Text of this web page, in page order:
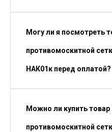
Могу ли я посмотреть
противомоскитной
НАК01к перед оплатой?
Можно ли купить
противомоскитной